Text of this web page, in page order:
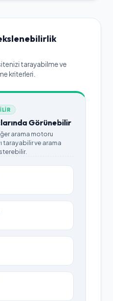
tarayabilme ve
kriterleri.
Görünebilir
arama motoru
tarayabilir ve arama